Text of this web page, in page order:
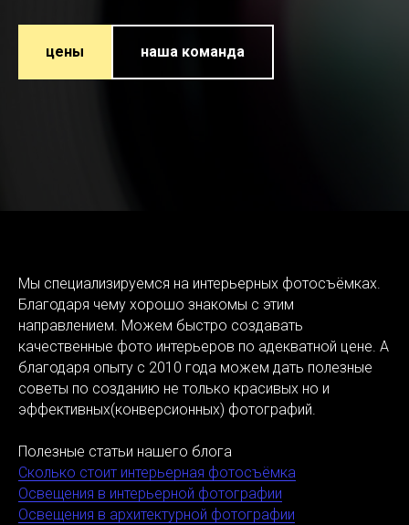
цены наша команда
Мы специализируемся на интерьерных фотосъёмках.
Благодаря чему хорошо знакомы с этим
направлением. Можем быстро создавать
качественные фото интерьеров по адекватной цене. А
благодаря опыту с 2010 года можем дать полезные
советы по созданию не только красивых но и
эффективных(конверсионных) фотографий.
Полезные статьи нашего блога
Сколько стоит интерьерная фотосъёмка
Освещения в интерьерной фотографии
Освещения в архитектурной фотографии